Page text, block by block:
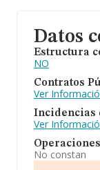
Datos
Estructura
NO
Contratos
Ver
Incidencias
Ver
No constan